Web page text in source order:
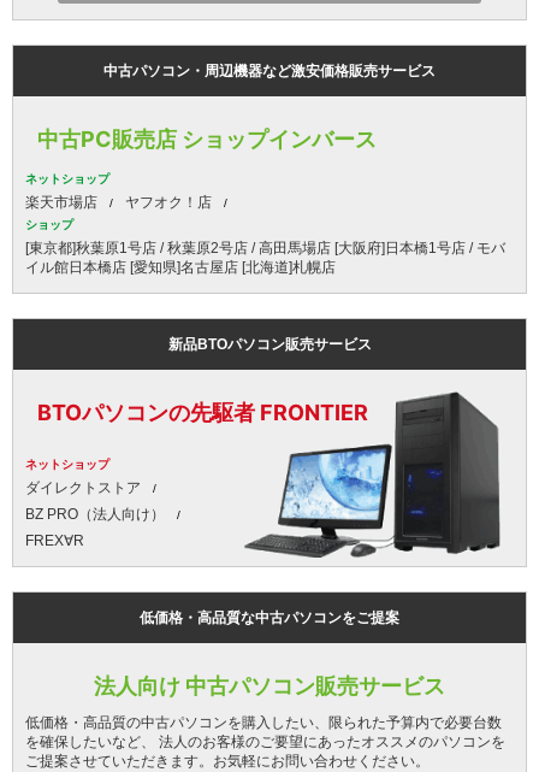
中古パソコン・周辺機器など激安価格販売サービス
中古PC販売店 ショップインバース
ネットショップ
楽天市場店 ヤフオク！店
ショップ
[東京都]秋葉原1号店 / 秋葉原2号店 / 高田馬場店 [大阪府]日本橋1号店 / モバ
イル館日本橋店 [愛知県]名古屋店 [北海道]札幌店
新品BTOパソコン販売サービス
BTOパソコンの先駆者 FRONTIER
ネットショップ
ダイレクトストア
BZ PRO（法人向け）
FREX∀R
低価格・高品質な中古パソコンをご提案
法人向け 中古パソコン販売サービス
低価格・高品質の中古パソコンを購入したい、限られた予算内で必要台数
を確保したいなど、 法人のお客様のご要望にあったオススメのパソコンを
ご提案させていただきます。お気軽にお問い合わせください。